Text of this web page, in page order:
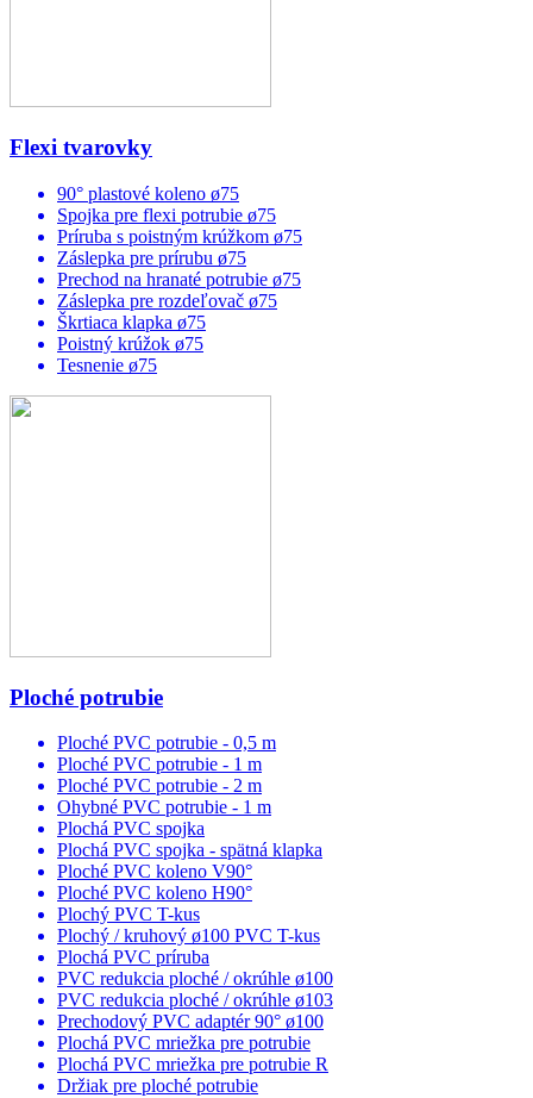
Flexi tvarovky
90° plastové koleno ø75
Spojka pre flexi potrubie ø75
Príruba s poistným krúžkom ø75
Záslepka pre prírubu ø75
Prechod na hranaté potrubie ø75
Záslepka pre rozdeľovač ø75
Škrtiaca klapka ø75
Poistný krúžok ø75
Tesnenie ø75
Ploché potrubie
Ploché PVC potrubie - 0,5 m
Ploché PVC potrubie - 1 m
Ploché PVC potrubie - 2 m
Ohybné PVC potrubie - 1 m
Plochá PVC spojka
Plochá PVC spojka - spätná klapka
Ploché PVC koleno V90°
Ploché PVC koleno H90°
Plochý PVC T-kus
Plochý / kruhový ø100 PVC T-kus
Plochá PVC príruba
PVC redukcia ploché / okrúhle ø100
PVC redukcia ploché / okrúhle ø103
Prechodový PVC adaptér 90° ø100
Plochá PVC mriežka pre potrubie
Plochá PVC mriežka pre potrubie R
Držiak pre ploché potrubie